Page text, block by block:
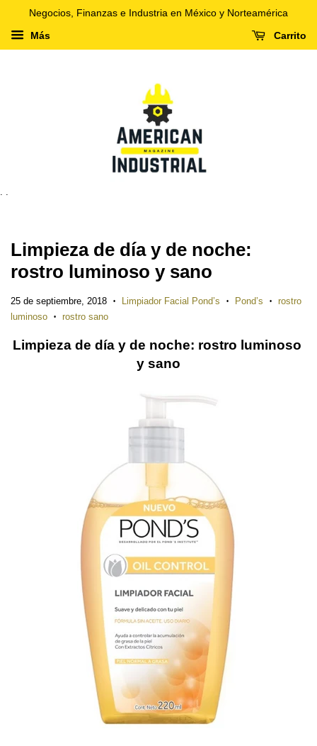
Negocios, Finanzas e Industria en México y Norteamérica
Más Carrito
. .
Limpieza de día y de noche:
rostro luminoso y sano
25 de septiembre, 2018 • Limpiador Facial Pond’s • Pond’s •
rostro
luminoso
• rostro sano
Limpieza de día y de noche: rostro luminoso
y sano